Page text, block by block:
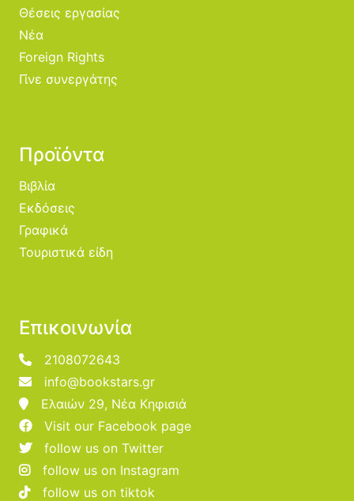
Θέσεις εργασίας
Νέα
Foreign Rights
Γίνε συνεργάτης
Προϊόντα
Βιβλία
Εκδόσεις
Γραφικά
Τουριστικά είδη
Επικοινωνία
2108072643
info@bookstars.gr
Ελαιών 29, Νέα Κηφισιά
Visit our Facebook page
follow us on Twitter
follow us on Instagram
follow us on tiktok